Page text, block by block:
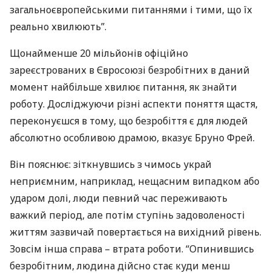
загальноєвропейськими питаннями і тими, що їх
реально хвилюють”.
Щонайменше 20 мільйонів офіційно
зареєстрованих в Євросоюзі безробітних в даний
момент найбільше хвилює питання, як знайти
роботу. Досліджуючи різні аспекти поняття щастя,
переконуєшся в тому, що безробіття є для людей
абсолютно особливою драмою, вказує Бруно Фрей.
Він пояснює: зіткнувшись з чимось украй
неприємним, наприклад, нещасним випадком або
ударом долі, люди певний час переживають
важкий період, але потім ступінь задоволеності
життям зазвичай повертається на вихідний рівень.
Зовсім інша справа – втрата роботи. “Опинившись
безробітним, людина дійсно стає куди менш